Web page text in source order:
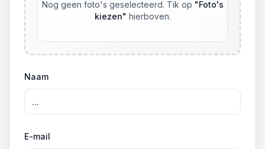
Nog geen foto's geselecteerd. Tik op "Foto's
kiezen" hierboven.
Naam
E-mail